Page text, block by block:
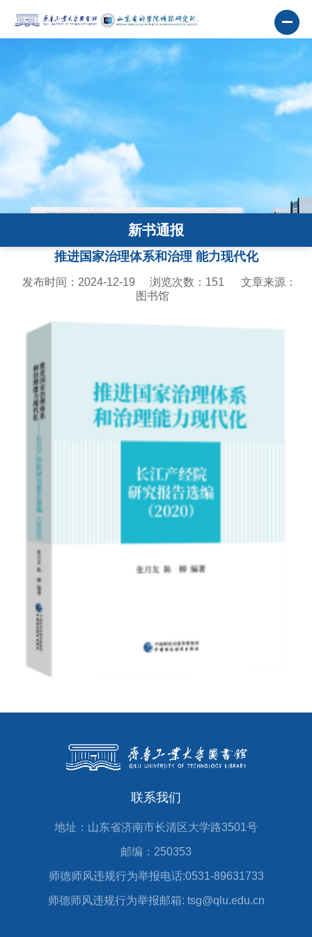
新书通报
推进国家治理体系和治理 能力现代化
发布时间：2024-12-19 浏览次数： 151
文章来源：
图书馆
联系我们
地址：山东省济南市长清区大学路3501号
邮编：250353
师德师风违规行为举报电话:0531-89631733
师德师风违规行为举报邮箱: tsg@qlu.edu.cn